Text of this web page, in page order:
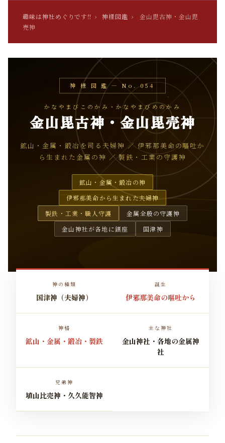
趣味は神社めぐりです‼ › 神様図鑑 ›
金山毘古神・金山毘
売神
神 様 図 鑑 — No. 054
かなやまびこのかみ・かなやまびめのかみ
金山毘古神・金山毘売神
鉱山・金属・鍛冶を司る夫婦神 ／ 伊邪那美命の嘔吐か
ら生まれた金属の神 ／ 製鉄・工業の守護神
鉱山・金属・鍛冶の神
伊邪那美命から生まれた夫婦神
製鉄・工業・職人守護
金属全般の守護神
金山神社が各地に鎮座
国津神
神の種類
国津神（夫婦神）
誕生
伊邪那美命の嘔吐から
神格
鉱山・金属・鍛冶・製鉄
主な神社
金山神社・各地の金属神
社
兄弟神
埴山比売神・久久能智神